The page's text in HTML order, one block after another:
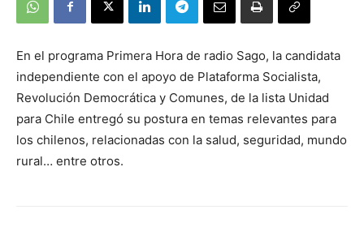
En el programa Primera Hora de radio Sago, la candidata
independiente con el apoyo de Plataforma Socialista,
Revolución Democrática y Comunes, de la lista Unidad
para Chile entregó su postura en temas relevantes para
los chilenos, relacionadas con la salud, seguridad, mundo
rural… entre otros.